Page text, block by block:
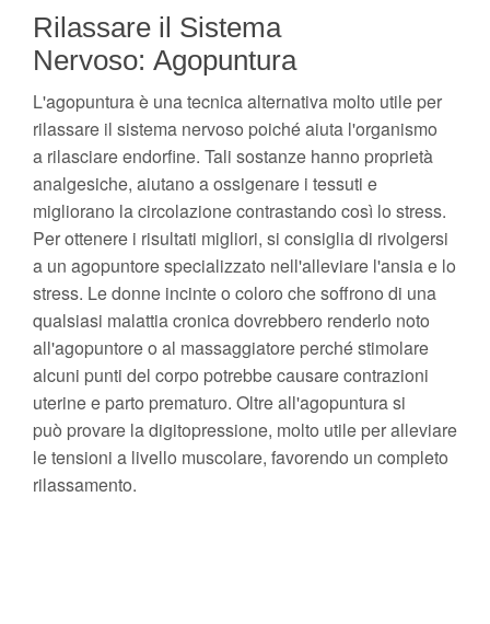
Rilassare il Sistema
Nervoso: Agopuntura
L'agopuntura è una tecnica alternativa molto utile per
rilassare il sistema nervoso poiché aiuta l'organismo
a rilasciare endorfine. Tali sostanze hanno proprietà
analgesiche, aiutano a ossigenare i tessuti e
migliorano la circolazione contrastando così lo stress.
Per ottenere i risultati migliori, si consiglia di rivolgersi
a un agopuntore specializzato nell'alleviare l'ansia e lo
stress. Le donne incinte o coloro che soffrono di una
qualsiasi malattia cronica dovrebbero renderlo noto
all'agopuntore o al massaggiatore perché stimolare
alcuni punti del corpo potrebbe causare contrazioni
uterine e parto prematuro. Oltre all'agopuntura si
può provare la digitopressione, molto utile per alleviare
le tensioni a livello muscolare, favorendo un completo
rilassamento.